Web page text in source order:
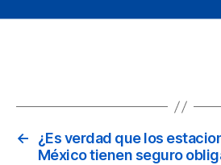
←
¿Es verdad que los
México tienen seguro